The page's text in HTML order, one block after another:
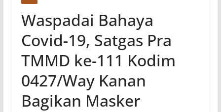
Waspadai Bahaya
Covid-19, Satgas Pra
TMMD ke-111 Kodim
0427/Way Kanan
Bagikan Masker